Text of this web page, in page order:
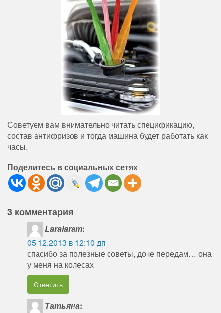
Советуем вам внимательно читать спецификацию,
состав антифризов и тогда машина будет работать как
часы.
Поделитесь в социальных сетях
3 комментария
Laralaram:
05.12.2013 в 12:10 дп
спасибо за полезные советы, доче передам… она
у меня на колесах
Ответить
Татьяна: